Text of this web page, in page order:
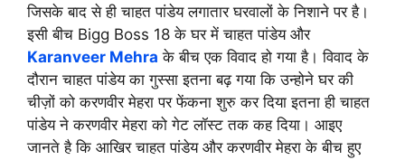
जिसके बाद से ही चाहत पांडेय लगातार घरवालों के निशाने पर है।
इसी बीच Bigg Boss 18 के घर में चाहत पांडेय और
Karanveer Mehra के बीच एक विवाद हो गया है। विवाद के
दौरान चाहत पांडेय का गुस्सा इतना बढ़ गया कि उन्होने घर की
चीज़ों को करणवीर मेहरा पर फेंकना शुरु कर दिया इतना ही चाहत
पांडेय ने करणवीर मेहरा को गेट लॉस्ट तक कह दिया। आइए
जानते है कि आखिर चाहत पांडेय और करणवीर मेहरा के बीच हुए